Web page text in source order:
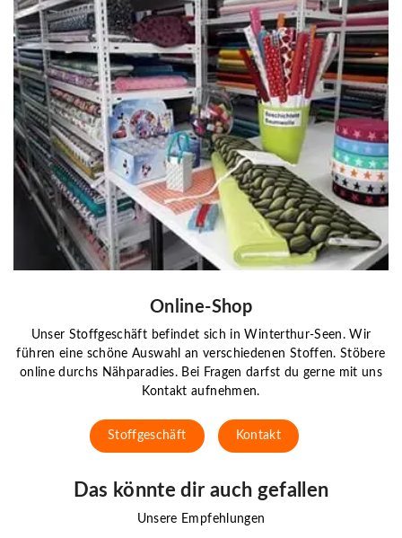
Online-Shop
Unser Stoffgeschäft befindet sich in Winterthur-Seen. Wir
führen eine schöne Auswahl an verschiedenen Stoffen. Stöbere
online durchs Nähparadies. Bei Fragen darfst du gerne mit uns
Kontakt aufnehmen.
Stoffgeschäft Kontakt
Das könnte dir auch gefallen
Unsere Empfehlungen